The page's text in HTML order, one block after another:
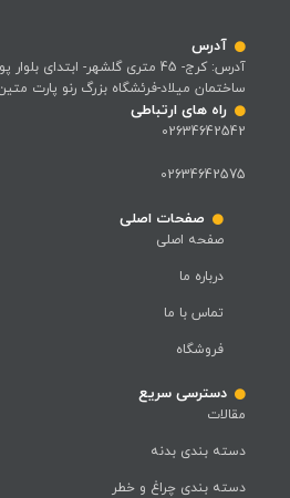
آدرس
آدرس: کرج- 45 متری گلشهر-
ساختمان میلاد-فرئشگاه بزرگ رنو پارت
راه های ارتباطی
02634642542
02634642575
صفحات اصلی
صفحه اصلی
درباره ما
تماس با ما
فروشگاه
دسترسی سریع
مقالات
دسته بندی بدنه
دسته بندی چراغ و خطر